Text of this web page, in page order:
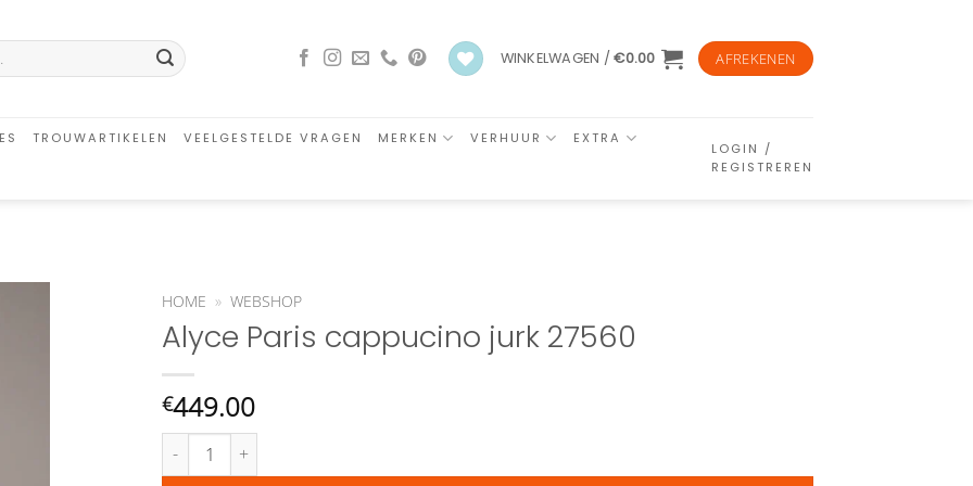
WINKELWAGEN /€0.00 AFREKENEN
TROUWARTIKELEN VEELGESTELDE VRAGEN MERKEN VERHUUR EXTRA
LOGIN /
REGISTREREN
HOME » WEBSHOP
Alyce Paris cappucino jurk 27560
€449.00
Alyce Paris cappucino jurk 27560 aantal